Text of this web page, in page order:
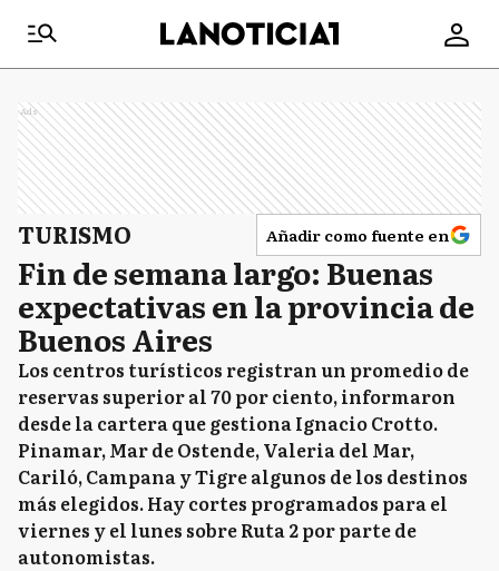
Ads
TURISMO Añadir como fuente en
Fin de semana largo: Buenas
expectativas en la provincia de
Buenos Aires
Los centros turísticos registran un promedio de
reservas superior al 70 por ciento, informaron
desde la cartera que gestiona Ignacio Crotto.
Pinamar, Mar de Ostende, Valeria del Mar,
Cariló, Campana y Tigre algunos de los destinos
más elegidos. Hay cortes programados para el
viernes y el lunes sobre Ruta 2 por parte de
autonomistas.